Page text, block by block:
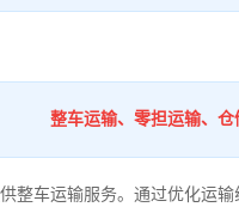
整车运输、零担运输、仓
整车运输服务。通过优化运